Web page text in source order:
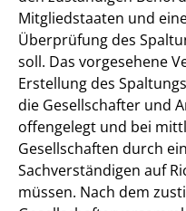
Mitgliedstaaten und
Überprüfung des
soll. Das vorgesehene
Erstellung des
die Gesellschafter und
offengelegt und bei
Gesellschaften durch
Sachverständigen auf
müssen. Nach dem